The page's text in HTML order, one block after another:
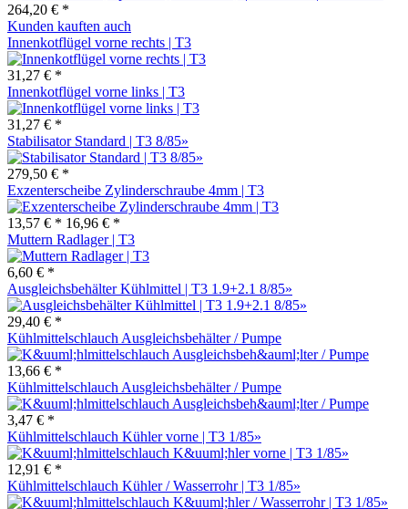
264,20 € *
Kunden kauften auch
Innenkotflügel vorne rechts | T3
31,27 € *
Innenkotflügel vorne links | T3
31,27 € *
Stabilisator Standard | T3 8/85»
279,50 € *
Exzenterscheibe Zylinderschraube 4mm | T3
13,57 € * 16,96 € *
Muttern Radlager | T3
6,60 € *
Ausgleichsbehälter Kühlmittel | T3 1.9+2.1 8/85»
29,40 € *
Kühlmittelschlauch Ausgleichsbehälter / Pumpe
13,66 € *
Kühlmittelschlauch Ausgleichsbehälter / Pumpe
3,47 € *
Kühlmittelschlauch Kühler vorne | T3 1/85»
12,91 € *
Kühlmittelschlauch Kühler / Wasserrohr | T3 1/85»